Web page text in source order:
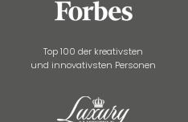
Top 100 der kreativsten
und innovativsten Personen